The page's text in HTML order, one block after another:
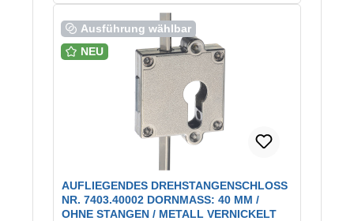
Ausführung wählbar
NEU
AUFLIEGENDES DREHSTANGENSCHLOSS
NR. 7403.40002 DORNMASS: 40 MM / O
HNE STANGEN / METALL VERNICKELT